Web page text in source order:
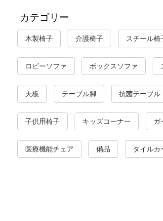
カテゴリー
木製椅子 介護椅子 スチール椅
ロビーソファ ボックスソファ
天板 テーブル脚 抗菌テーブル
子供用椅子 キッズコーナー ガ
医療機能チェア 備品 タイルカ